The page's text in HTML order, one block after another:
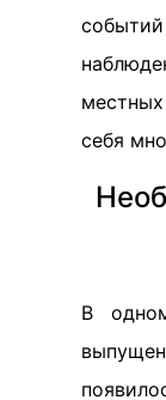
себя
В